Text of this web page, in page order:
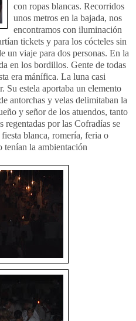
con ropas blancas. Recorridos
unos metros en la bajada, nos
encontramos con iluminación
tickets y para los cócteles sin
un viaje para dos personas. En la
en los bordillos. Gente de todas
era mánífica. La luna casi
Su estela aportaba un elemento
antorchas y velas delimitaban la
y señor de los atuendos, tanto
regentadas por las Cofradías se
blanca, romería, feria o
tenían la ambientación